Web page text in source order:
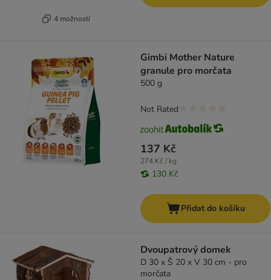
4 možností
Gimbi Mother Nature
granule pro morčata
500 g
137 Kč
274 Kč / kg
130 Kč
Not Rated
Přidat do košíku
Dvoupatrový domek
D 30 x Š 20 x V 30 cm - pro
morčata